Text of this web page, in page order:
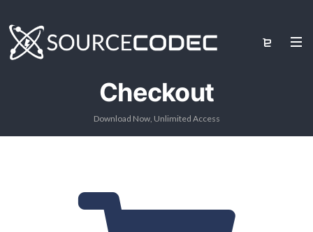
Checkout
Download Now, Unlimited Access